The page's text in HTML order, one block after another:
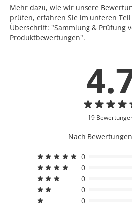
Mehr dazu, wie wir unsere
prüfen, erfahren Sie im unteren
Überschrift: "Sammlung & Prüfung
Produktbewertungen".
19
Nach
0
0
0
0
0